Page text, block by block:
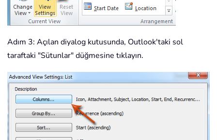
Adım 3: Açılan diyalog kutusunda, Outlook'taki sol
taraftaki "Sütunlar" düğmesine tıklayın.